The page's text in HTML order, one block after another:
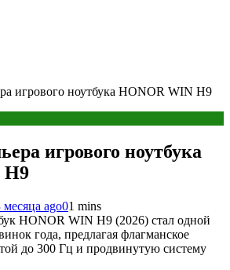
игрового ноутбука HONOR WIN H9
игрового ноутбука
H9
месяца ago01 mins
HONOR WIN H9 (2026) стал одной
года, предлагая флагманское
до 300 Гц и продвинутую систему